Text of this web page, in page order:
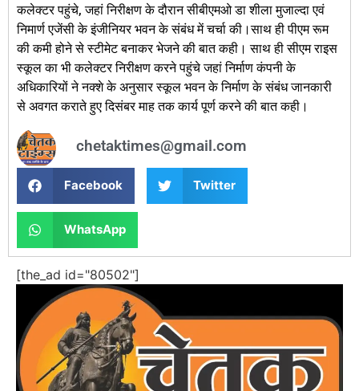
कलेक्टर पहुंचे, जहां निरीक्षण के दौरान सीबीएमओ डा शीला मुजाल्दा एवं
निमार्ण एजेंसी के इंजीनियर भवन के संबंध में चर्चा की।साथ ही पीएम रूम
की कमी होने से स्टीमेट बनाकर भेजने की बात कही। साथ ही सीएम राइस
स्कूल का भी कलेक्टर निरीक्षण करने पहुंचे जहां निर्माण कंपनी के
अधिकारियों ने नक्शे के अनुसार स्कूल भवन के निर्माण के संबंध जानकारी
से अवगत कराते हुए दिसंबर माह तक कार्य पूर्ण करने की बात कही।
chetaktimes@gmail.com
Facebook Twitter
WhatsApp
[the_ad id="80502"]